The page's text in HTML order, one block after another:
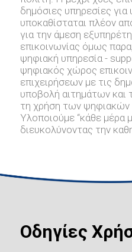
δημόσιες υπηρεσίες
υποκαθίσταται πλέον
για την άμεση
επικοινωνίας όμως
ψηφιακή υπηρεσία -
ψηφιακός χώρος
επιχειρήσεων με τις
υποβολή αιτημάτων και
τη χρήση των ψηφιακών
Υλοποιούμε “κάθε μέρα
διευκολύνοντας την
Οδηγίες